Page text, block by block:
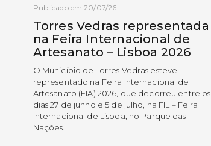
Publicado em 20/07/26
Torres Vedras representada
na Feira Internacional de
Artesanato – Lisboa 2026
O Município de Torres Vedras esteve
representado na Feira Internacional de
Artesanato (FIA) 2026, que decorreu entre os
dias 27 de junho e 5 de julho, na FIL – Feira
Internacional de Lisboa, no Parque das
Nações.